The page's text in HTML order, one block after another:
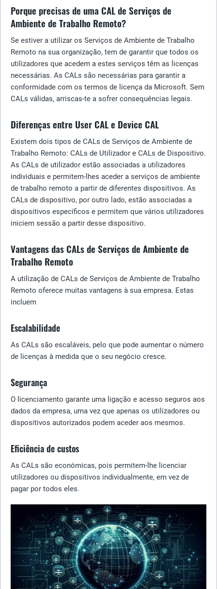
Porque precisas de uma CAL de Serviços de
Ambiente de Trabalho Remoto?
Se estiver a utilizar os Serviços de Ambiente de Trabalho
Remoto na sua organização, tem de garantir que todos os
utilizadores que acedem a estes serviços têm as licenças
necessárias. As CALs são necessárias para garantir a
conformidade com os termos de licença da Microsoft. Sem
CALs válidas, arriscas-te a sofrer consequências legais.
Diferenças entre User CAL e Device CAL
Existem dois tipos de CALs de Serviços de Ambiente de
Trabalho Remoto: CALs de Utilizador e CALs de Dispositivo.
As CALs de utilizador estão associadas a utilizadores
individuais e permitem-lhes aceder a serviços de ambiente
de trabalho remoto a partir de diferentes dispositivos. As
CALs de dispositivo, por outro lado, estão associadas a
dispositivos específicos e permitem que vários utilizadores
iniciem sessão a partir desse dispositivo.
Vantagens das CALs de Serviços de Ambiente de
Trabalho Remoto
A utilização de CALs de Serviços de Ambiente de Trabalho
Remoto oferece muitas vantagens à sua empresa. Estas
incluem
Escalabilidade
As CALs são escaláveis, pelo que pode aumentar o número
de licenças à medida que o seu negócio cresce.
Segurança
O licenciamento garante uma ligação e acesso seguros aos
dados da empresa, uma vez que apenas os utilizadores ou
dispositivos autorizados podem aceder aos mesmos.
Eficiência de custos
As CALs são económicas, pois permitem-lhe licenciar
utilizadores ou dispositivos individualmente, em vez de
pagar por todos eles.